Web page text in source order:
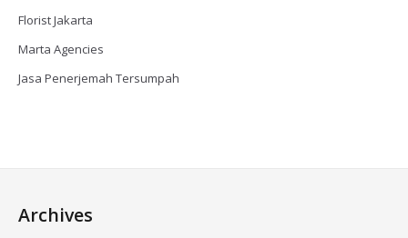
Florist Jakarta
Marta Agencies
Jasa Penerjemah Tersumpah
Archives